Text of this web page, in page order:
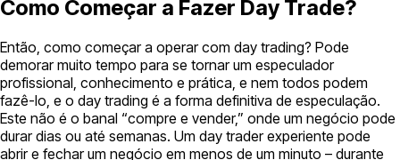
Como Começar a Fazer Day Trade?
Então, como começar a operar com day trading? Pode
demorar muito tempo para se tornar um especulador
profissional, conhecimento e prática, e nem todos podem
fazê-lo, e o day trading é a forma definitiva de especulação.
Este não é o banal “compre e vender,” onde um negócio pode
durar dias ou até semanas. Um day trader experiente pode
abrir e fechar um negócio em menos de um minuto – durante